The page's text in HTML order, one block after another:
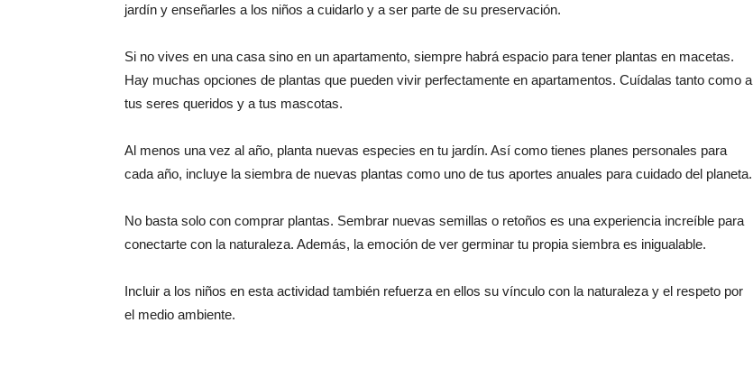
jardín y enseñarles a los niños a cuidarlo y a ser parte de su preservación.
Si no vives en una casa sino en un apartamento, siempre habrá espacio para tener plantas en macetas.
Hay muchas opciones de plantas que pueden vivir perfectamente en apartamentos. Cuídalas tanto como a
tus seres queridos y a tus mascotas.
Al menos una vez al año, planta nuevas especies en tu jardín. Así como tienes planes personales para
cada año, incluye la siembra de nuevas plantas como uno de tus aportes anuales para cuidado del planeta.
No basta solo con comprar plantas. Sembrar nuevas semillas o retoños es una experiencia increíble para
conectarte con la naturaleza. Además, la emoción de ver germinar tu propia siembra es inigualable.
Incluir a los niños en esta actividad también refuerza en ellos su vínculo con la naturaleza y el respeto por
el medio ambiente.